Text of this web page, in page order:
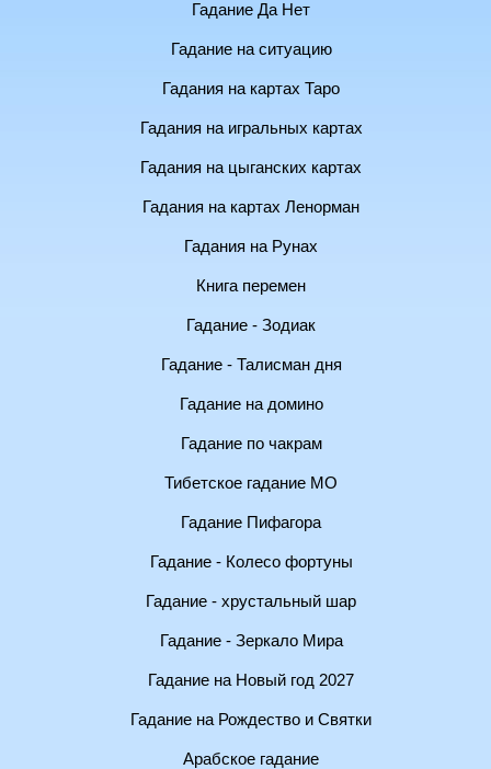
Гадание Да Нет
Гадание на ситуацию
Гадания на картах Таро
Гадания на игральных картах
Гадания на цыганских картах
Гадания на картах Ленорман
Гадания на Рунах
Книга перемен
Гадание - Зодиак
Гадание - Талисман дня
Гадание на домино
Гадание по чакрам
Тибетское гадание МО
Гадание Пифагора
Гадание - Колесо фортуны
Гадание - хрустальный шар
Гадание - Зеркало Мира
Гадание на Новый год 2027
Гадание на Рождество и Святки
Арабское гадание